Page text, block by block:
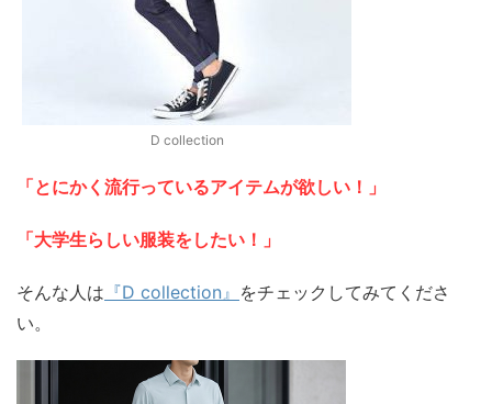
D collection
「とにかく流行っているアイテムが欲しい！」
「大学生らしい服装をしたい！」
そんな人は 『D collection』 をチェックしてみてくださ
い。